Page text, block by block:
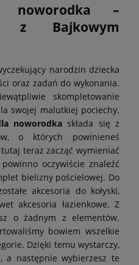
noworodka –
z Bajkowym
narodzin dziecka
oraz zadań do wykonania.
skompletowanie
swojej malutkiej pociechy.
noworodka składa się z
o których powinieneś
teraz zacząć wymieniać
oczywiście znaleźć
bielizny pościelowej. Do
akcesoria do kołyski,
akcesoria łazienkowe. Z
o żadnym z elementów.
bowiem wszelkie
Dzięki temu wystarczy,
a następnie wybierzesz te